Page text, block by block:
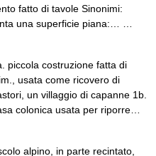
fatto di tavole Sinonimi:
una superficie piana:… …
piccola costruzione fatta di
usata come ricovero di
un villaggio di capanne 1b.
colonica usata per riporre…
alpino, in parte recintato,